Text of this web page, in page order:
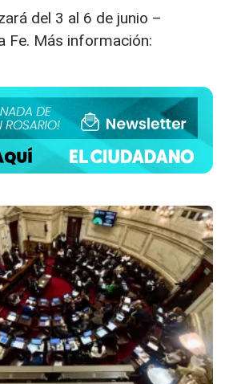
del 3 al 6 de junio –
Fe. Más información: